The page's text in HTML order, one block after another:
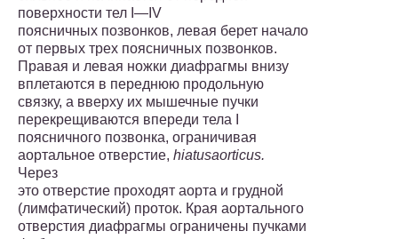
поверхности тел I—IV
поясничных позвонков, левая берет начало
от первых трех поясничных позвонков.
Правая и левая ножки диафрагмы внизу
вплетают­ся в переднюю продольную
связку, а вверху их мышечные пучки
перекрещиваются впереди тела I
поясничного позвонка, ограничивая
аортальное отверстие, hiatusaorticus.
Через
это отверстие проходят аорта и грудной
(лимфатический) проток. Края аортального
отверстия диафрагмы ограничены пучками